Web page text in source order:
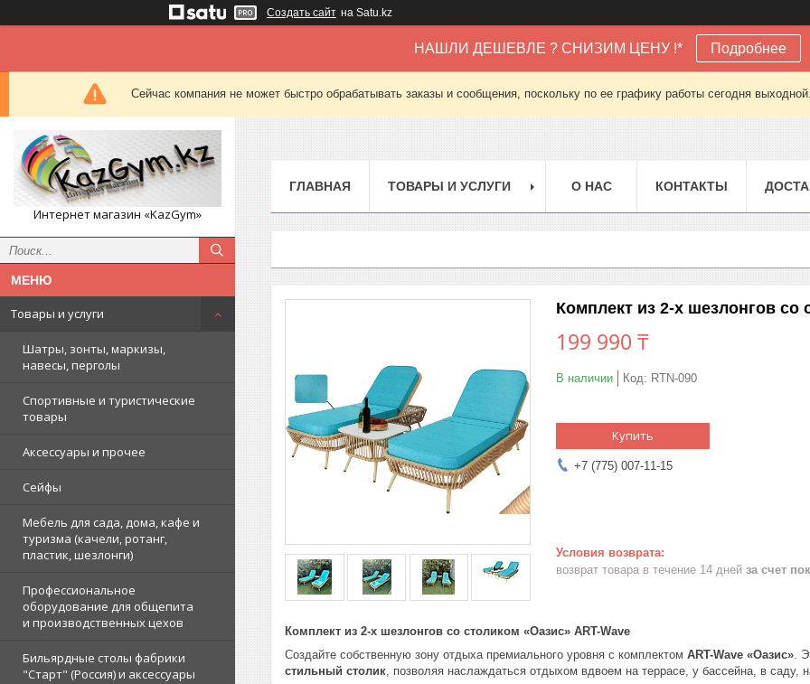
Создать сайт на Satu.kz
НАШЛИ ДЕШЕВЛЕ ? СНИЗИМ ЦЕНУ !* Подробнее
Сейчас компания не может быстро обрабатывать заказы и сообщения, поскольку по ее графику работы сегодня
Интернет магазин «KazGym»
Товары и услуги
Шатры, зонты, маркизы,
навесы, перголы
Спортивные и туристические
товары
Аксессуары и прочее
Сейфы
Мебель для сада, дома, кафе и
туризма (качели, ротанг,
пластик, шезлонги)
Профессиональное
оборудование для общепита
и производственных цехов
Бильярдные столы фабрики
"Cтарт" (Россия) и аксессуары
ГЛАВНАЯ ТОВАРЫ И УСЛУГИ О НАС КОНТАКТЫ
Комплект из 2-х шезлонгов со
199 990 ₸
В наличии Код: RTN-090
Купить
+7 (775) 007-11-15
возврат товара в течение 14 дней за счет
Комплект из 2-х шезлонгов со столиком «Оазис» ART-Wave
Создайте собственную зону отдыха премиального уровня с комплектом ART-Wave «Оазис» .
стильный столик , позволяя наслаждаться отдыхом вдвоем на террасе, у бассейна, в саду,